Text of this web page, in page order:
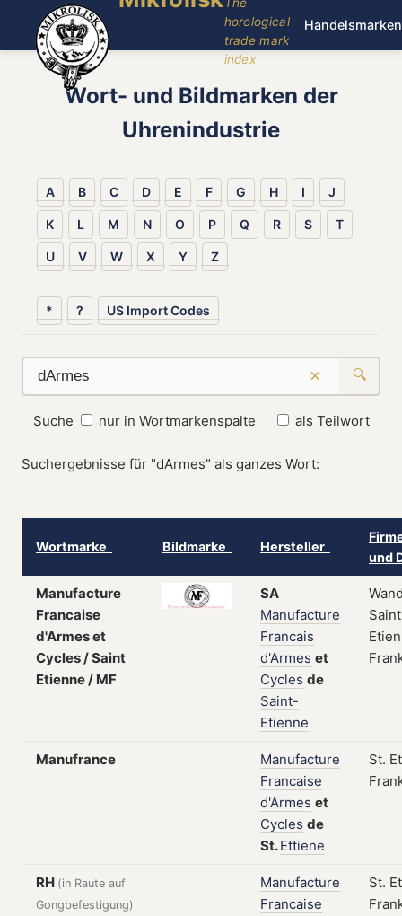
horological
trade mark
index
Handelsmarken
Wort- und Bildmarken der
Uhrenindustrie
A B C D E F G H I J
K L M N O P Q R S T
U V W X Y Z
* ? US Import Codes
× 🔍
Suche nur in Wortmarkenspalte als Teilwort
Suchergebnisse für "dArmes" als ganzes Wort:
Wortmarke Bildmarke Hersteller
und
Manufacture
Francaise
d'Armes et
Cycles / Saint
Etienne / MF
SA
Manufacture
Francais
d'Armes et
Cycles de
Saint-
Etienne
Manufrance
Manufacture
Francaise
d'Armes et
Cycles de
St.Ettiene
St.
RH (in Raute auf
Gongbefestigung)
Manufacture
Francaise
St.